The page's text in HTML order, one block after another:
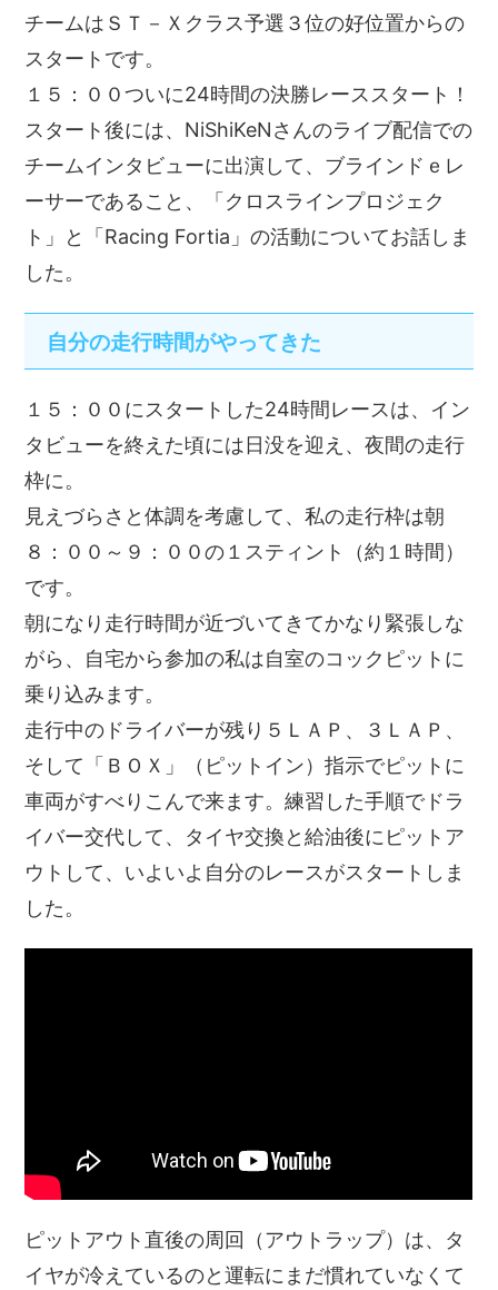
チームはＳＴ－Ｘクラス予選３位の好位置からの
スタートです。
１５：００ついに24時間の決勝レーススタート！
スタート後には、NiShiKeNさんのライブ配信での
チームインタビューに出演して、ブラインドｅレ
ーサーであること、「クロスラインプロジェク
ト」と「Racing Fortia」の活動についてお話しま
した。
自分の走行時間がやってきた
１５：００にスタートした24時間レースは、イン
タビューを終えた頃には日没を迎え、夜間の走行
枠に。
見えづらさと体調を考慮して、私の走行枠は朝
８：００～９：００の１スティント（約１時間）
です。
朝になり走行時間が近づいてきてかなり緊張しな
がら、自宅から参加の私は自室のコックピットに
乗り込みます。
走行中のドライバーが残り５ＬＡＰ、３ＬＡＰ、
そして「ＢＯＸ」（ピットイン）指示でピットに
車両がすべりこんで来ます。練習した手順でドラ
イバー交代して、タイヤ交換と給油後にピットア
ウトして、いよいよ自分のレースがスタートしま
した。
ピットアウト直後の周回（アウトラップ）は、タ
イヤが冷えているのと運転にまだ慣れていなくて